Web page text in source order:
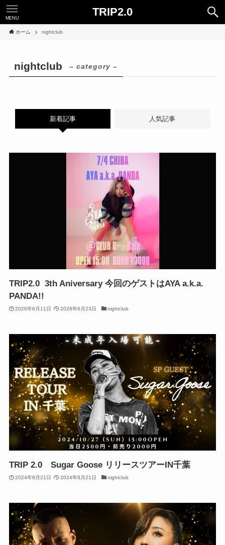
TRIP2.0
MENU
ホーム nightclub
nightclub – category –
新着記事 人気記事
TRIP2.0 3th Aniversary 今回のゲストはAYA a.k.a.
PANDA!!
2026年6月11日 2026年6月23日 nightclub
TRIP 2.0 Sugar Goose リリースツアーIN千葉
2024年8月21日 2024年8月21日 nightclub